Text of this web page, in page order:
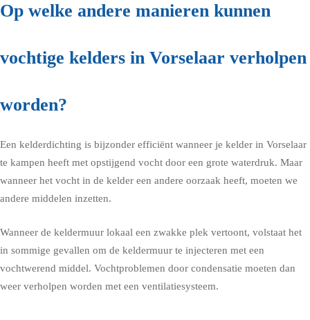
Op welke andere manieren kunnen
vochtige kelders in Vorselaar verholpen
worden?
Een kelderdichting is bijzonder efficiënt wanneer je kelder in Vorselaar
te kampen heeft met opstijgend vocht door een grote waterdruk. Maar
wanneer het vocht in de kelder een andere oorzaak heeft, moeten we
andere middelen inzetten.
Wanneer de keldermuur lokaal een zwakke plek vertoont, volstaat het
in sommige gevallen om de keldermuur te injecteren met een
vochtwerend middel. Vochtproblemen door condensatie moeten dan
weer verholpen worden met een ventilatiesysteem.